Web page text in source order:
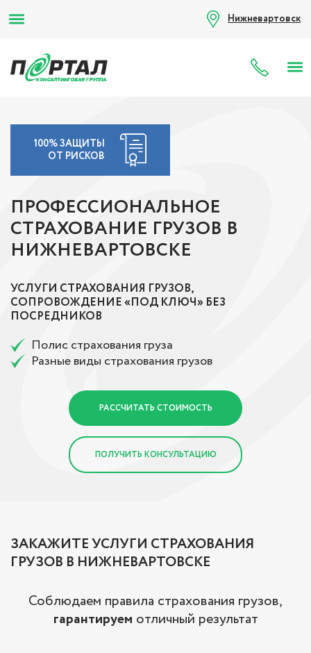
Нижневартовск
8
100% ЗАЩИТЫ
ОТ РИСКОВ
ПРОФЕССИОНАЛЬНОЕ
СТРАХОВАНИЕ ГРУЗОВ В
НИЖНЕВАРТОВСКЕ
УСЛУГИ СТРАХОВАНИЯ ГРУЗОВ,
СОПРОВОЖДЕНИЕ «ПОД КЛЮЧ» БЕЗ
ПОСРЕДНИКОВ
Полис страхования груза
Разные виды страхования грузов
РАССЧИТАТЬ СТОИМОСТЬ
ПОЛУЧИТЬ КОНСУЛЬТАЦИЮ
ЗАКАЖИТЕ УСЛУГИ СТРАХОВАНИЯ
ГРУЗОВ В НИЖНЕВАРТОВСКЕ
Соблюдаем правила страхования грузов,
гарантируем отличный результат